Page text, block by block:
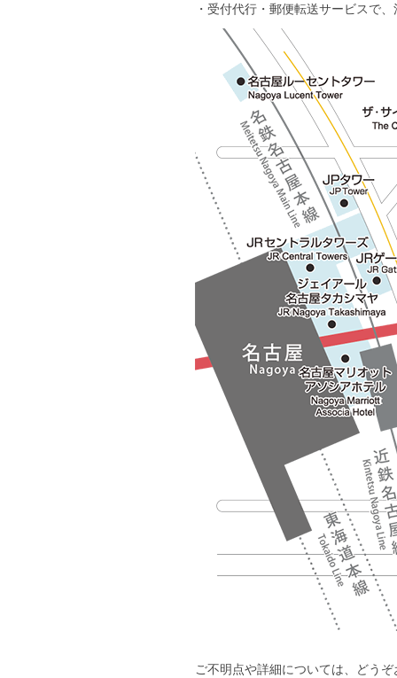
・受付代行・郵便転送サービスで
ご不明点や詳細については、どう